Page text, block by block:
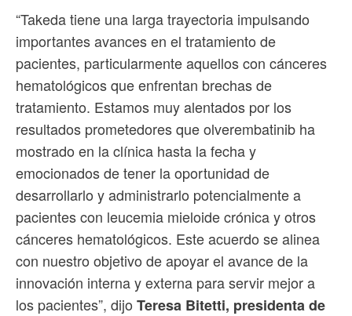
“Takeda tiene una larga trayectoria impulsando
importantes avances en el tratamiento de
pacientes, particularmente aquellos con cánceres
hematológicos que enfrentan brechas de
tratamiento. Estamos muy alentados por los
resultados prometedores que olverembatinib ha
mostrado en la clínica hasta la fecha y
emocionados de tener la oportunidad de
desarrollarlo y administrarlo potencialmente a
pacientes con leucemia mieloide crónica y otros
cánceres hematológicos. Este acuerdo se alinea
con nuestro objetivo de apoyar el avance de la
innovación interna y externa para servir mejor a
los pacientes”, dijo Teresa Bitetti, presidenta de